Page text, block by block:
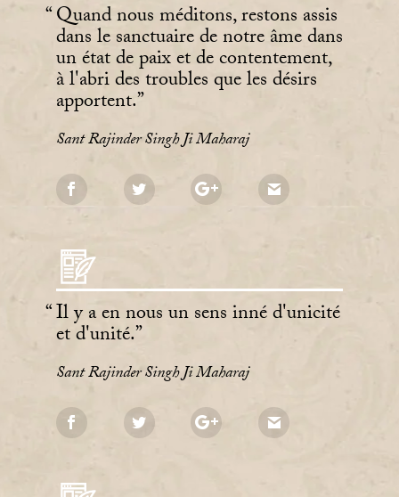
Quand nous méditons, restons assis
dans le sanctuaire de notre âme dans
un état de paix et de contentement,
à l'abri des troubles que les désirs
apportent.
Sant Rajinder Singh Ji Maharaj
Il y a en nous un sens inné d'unicité
et d'unité.
Sant Rajinder Singh Ji Maharaj